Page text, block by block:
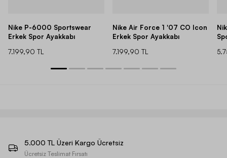
Nike P-6000 Sportswear
Erkek Spor Ayakkabı
7.199,90 TL
Nike Air Force 1 '07 CO Icon
Erkek Spor Ayakkabı
7.199,90 TL
5.000 TL Üzeri Kargo Ücretsiz
Ücretsiz Teslimat Fırsatı